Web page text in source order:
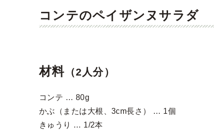
コンテのペイザンヌサラダ
材料 （2人分）
コンテ … 80g
かぶ（または大根、3cm長さ） … 1個
きゅうり … 1/2本